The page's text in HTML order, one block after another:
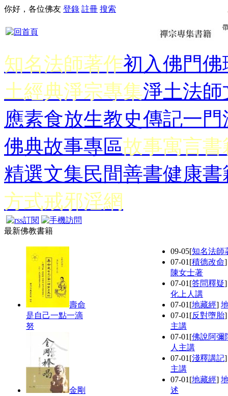
你好，各位佛友 登錄 註冊 搜索
知名法師著作初入佛門佛
土經典淨宗專集淨土法師
應素食放生教史傳記一門
佛典故事專區故事寓言書
精選文集民間善書健康書
方式戒邪淫網
最新佛教書籍
壽命
是自己一點一滴
努
金剛
09-05[知名法師
07-01 [積德改命
陳女士著
07-01 [答問釋疑
化上人講
07-01 [地藏經]
07-01 [反對墮胎
主講
07-01 [佛說阿彌
人主講
07-01 [淺釋講記
主講
07-01 [地藏經]
述